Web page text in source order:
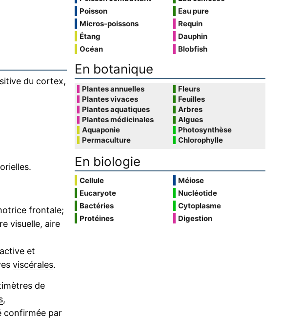
du cortex,
frontale;
visuelle, aire
et
viscérales.
de
,
confirmée par
Poisson
Micros-poissons
Étang
Océan
Eau pure
Requin
Dauphin
Blobfish
En botanique
Plantes annuelles
Plantes vivaces
Plantes aquatiques
Plantes médicinales
Aquaponie
Permaculture
Fleurs
Feuilles
Arbres
Algues
Photosynthèse
Chlorophylle
En biologie
Cellule
Eucaryote
Bactéries
Protéines
Méiose
Nucléotide
Cytoplasme
Digestion